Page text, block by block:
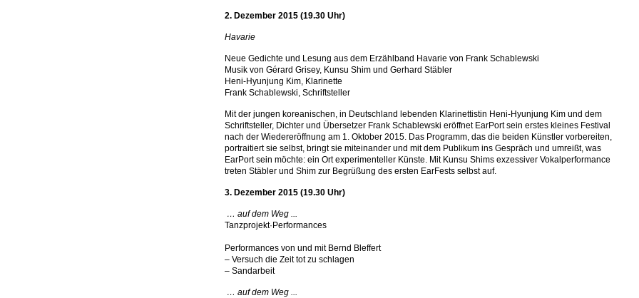
2. Dezember 2015 (19.30 Uhr)
Havarie
Neue Gedichte und Lesung aus dem Erzählband Havarie von Frank Schablewski
Musik von Gérard Grisey, Kunsu Shim und Gerhard Stäbler
Heni-Hyunjung Kim, Klarinette
Frank Schablewski, Schriftsteller
Mit der jungen koreanischen, in Deutschland lebenden Klarinettistin Heni-Hyunjung Kim und dem
Schriftsteller, Dichter und Übersetzer Frank Schablewski eröffnet EarPort sein erstes kleines Festival
nach der Wiedereröffnung am 1. Oktober 2015. Das Programm, das die beiden Künstler vorbereiten,
portraitiert sie selbst, bringt sie miteinander und mit dem Publikum ins Gespräch und umreißt, was
EarPort sein möchte: ein Ort experimenteller Künste. Mit Kunsu Shims exzessiver Vokalperformance
treten Stäbler und Shim zur Begrüßung des ersten EarFests selbst auf.
3. Dezember 2015 (19.30 Uhr)
… auf dem Weg ...
Tanzprojekt·Performances
Performances von und mit Bernd Bleffert
– Versuch die Zeit tot zu schlagen
– Sandarbeit
… auf dem Weg ...